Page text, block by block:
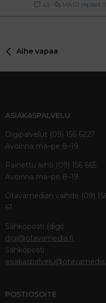
43
MAG1
Aihe vapaa
ASIAKASPALVELU
Digipalvelut (09) 156 6227
Avoinna ma–pe 8–19
Painettu lehti (09) 156 665
Avoinna ma–pe 8–19
Otavamedian vaihde (09)
61
Sähköposti (digi)
digi@otavamedia.fi
Sähköposti
POSTIOSOITE